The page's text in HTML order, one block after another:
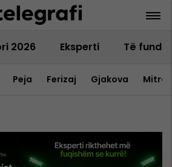
2026 Eksperti Të fundit
Peja Ferizaj Gjakova